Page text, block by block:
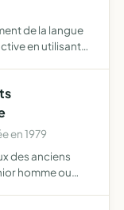
de la langue
en utilisant
en 1979
des anciens
homme ou